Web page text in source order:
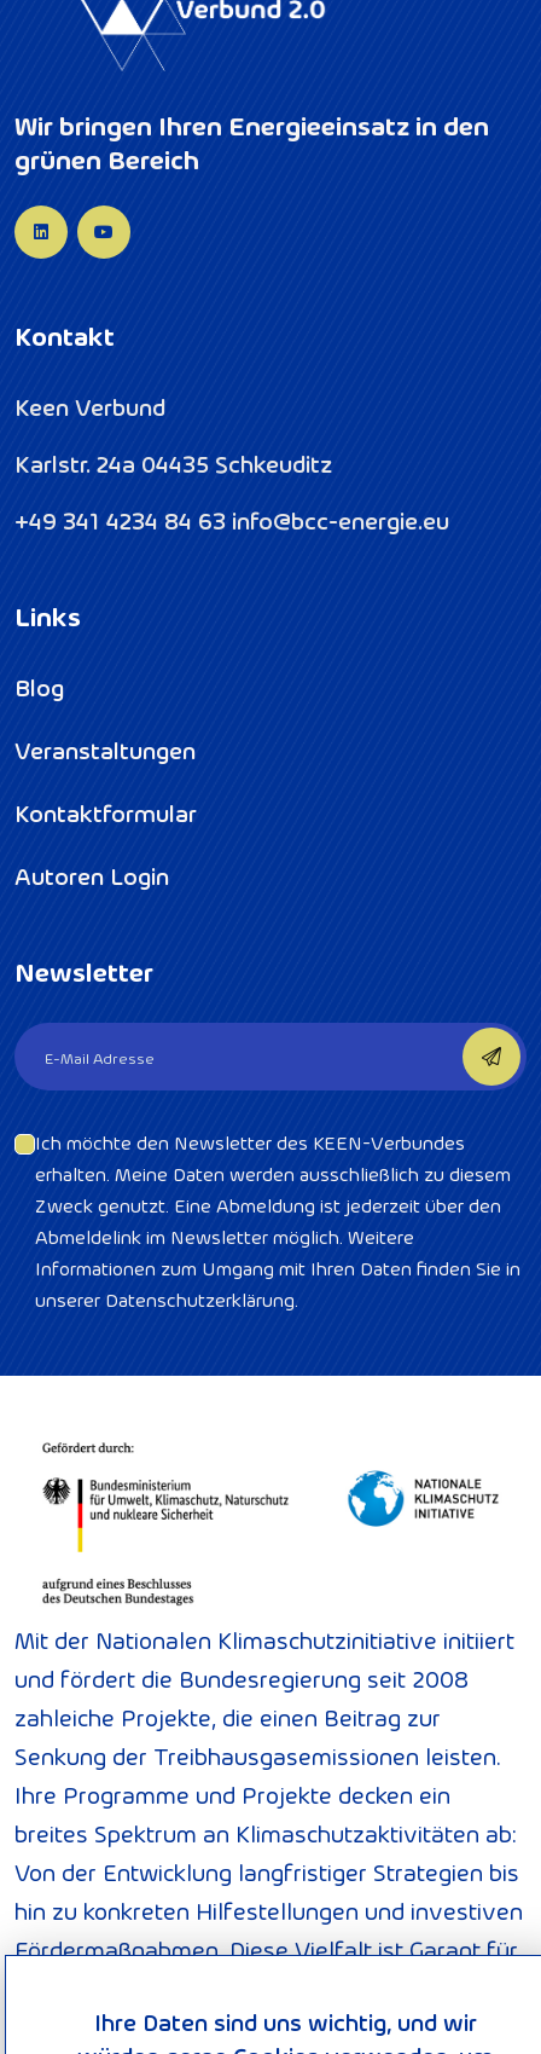
Wir bringen Ihren Energieeinsatz in den
grünen Bereich
Kontakt
Keen Verbund
Karlstr. 24a 04435 Schkeuditz
+49 341 4234 84 63 info@bcc-energie.eu
Links
Blog
Veranstaltungen
Kontaktformular
Autoren Login
Newsletter
Ich möchte den Newsletter des KEEN-Verbundes
erhalten. Meine Daten werden ausschließlich zu diesem
Zweck genutzt. Eine Abmeldung ist jederzeit über den
Abmeldelink im Newsletter möglich. Weitere
Informationen zum Umgang mit Ihren Daten finden Sie in
unserer Datenschutzerklärung.
Mit der Nationalen Klimaschutzinitiative initiiert
und fördert die Bundesregierung seit 2008
zahleiche Projekte, die einen Beitrag zur
Senkung der Treibhausgasemissionen leisten.
Ihre Programme und Projekte decken ein
breites Spektrum an Klimaschutzaktivitäten ab:
Von der Entwicklung langfristiger Strategien bis
hin zu konkreten Hilfestellungen und investiven
Fördermaßnahmen. Diese Vielfalt ist Garant für
trägt zu einer Verankerung des Klimaschutzes
Ihre Daten sind uns wichtig, und wir